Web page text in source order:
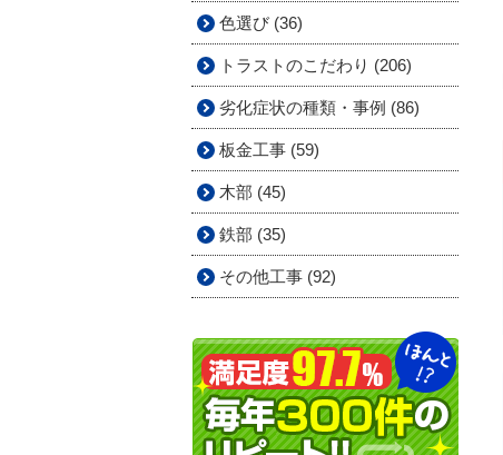
色選び (36)
トラストのこだわり (206)
劣化症状の種類・事例 (86)
板金工事 (59)
木部 (45)
鉄部 (35)
その他工事 (92)